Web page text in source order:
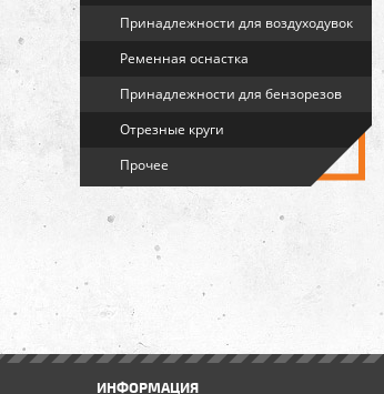
Принадлежности для воздуходувок
Ременная оснастка
Принадлежности для бензорезов
Отрезные круги
Прочее
ИНФОРМАЦИЯ